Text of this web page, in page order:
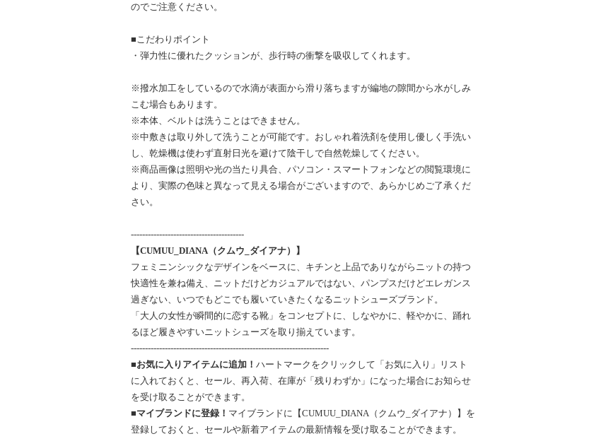
のでご注意ください。
■こだわりポイント
・弾力性に優れたクッションが、歩行時の衝撃を吸収してくれます。
※撥水加工をしているので水滴が表面から滑り落ちますが編地の隙間から水がしみ
こむ場合もあります。
※本体、ベルトは洗うことはできません。
※中敷きは取り外して洗うことが可能です。おしゃれ着洗剤を使用し優しく手洗い
し、乾燥機は使わず直射日光を避けて陰干しで自然乾燥してください。
※商品画像は照明や光の当たり具合、パソコン・スマートフォンなどの閲覧環境に
より、実際の色味と異なって見える場合がございますので、あらかじめご了承くだ
さい。
----------------------------------------
【CUMUU_DIANA（クムウ_ダイアナ）】
フェミニンシックなデザインをベースに、キチンと上品でありながらニットの持つ
快適性を兼ね備え、ニットだけどカジュアルではない、パンプスだけどエレガンス
過ぎない、いつでもどこでも履いていきたくなるニットシューズブランド。
「大人の女性が瞬間的に恋する靴」をコンセプトに、しなやかに、軽やかに、踊れ
るほど履きやすいニットシューズを取り揃えています。
----------------------------------------------------------------------
■お気に入りアイテムに追加！ ハートマークをクリックして「お気に入り」リスト
に入れておくと、セール、再入荷、在庫が「残りわずか」になった場合にお知らせ
を受け取ることができます。
■マイブランドに登録！ マイブランドに【CUMUU_DIANA（クムウ_ダイアナ）】を
登録しておくと、セールや新着アイテムの最新情報を受け取ることができます。